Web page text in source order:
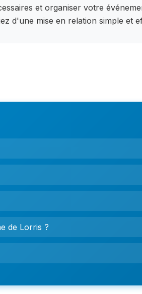
et organiser votre
d'une mise en relation simple et
de Lorris ?